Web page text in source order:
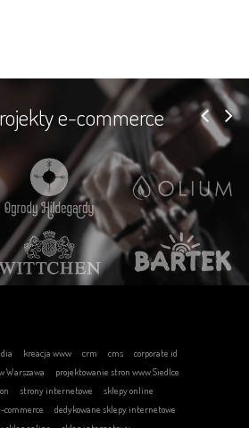
e-commerce
kreacja www crm cms
corporate id
Warszawa
projektowanie stron www Siedlce
strony internetowe
sklepy online
commerce
dedykowane sklepy internetowe